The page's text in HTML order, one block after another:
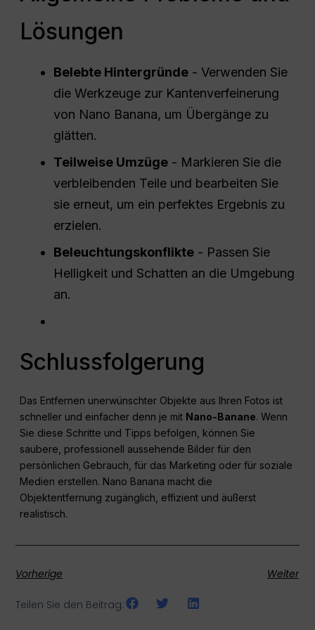
Lösungen
Belebte Hintergründe - Verwenden Sie
die Werkzeuge zur Kantenverfeinerung
von Nano Banana, um Übergänge zu
glätten.
Teilweise Umzüge - Markieren Sie die
verbleibenden Teile und bearbeiten Sie
sie erneut, um ein perfektes Ergebnis zu
erzielen.
Beleuchtungskonflikte - Passen Sie
Helligkeit und Schatten an die Umgebung
an.
Schlussfolgerung
Das Entfernen unerwünschter Objekte aus Ihren Fotos ist
schneller und einfacher denn je mit Nano-Banane. Wenn
Sie diese Schritte und Tipps befolgen, können Sie
saubere, professionell aussehende Bilder für den
persönlichen Gebrauch, für das Marketing oder für soziale
Medien erstellen. Nano Banana macht die
Objektentfernung zugänglich, effizient und äußerst
realistisch.
Vorherige Weiter
Teilen Sie den Beitrag: